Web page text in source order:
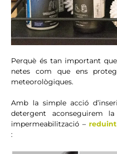
Perquè és tan important
netes com que ens
meteorològiques.
Amb la simple acció
detergent aconseguirem
impermeabilització –
: